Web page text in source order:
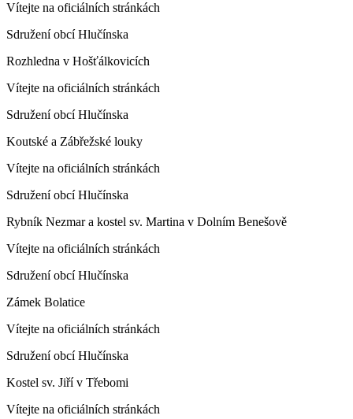
Vítejte na oficiálních stránkách
Sdružení obcí Hlučínska
Rozhledna v Hošťálkovicích
Vítejte na oficiálních stránkách
Sdružení obcí Hlučínska
Koutské a Zábřežské louky
Vítejte na oficiálních stránkách
Sdružení obcí Hlučínska
Rybník Nezmar a kostel sv. Martina v Dolním Benešově
Vítejte na oficiálních stránkách
Sdružení obcí Hlučínska
Zámek Bolatice
Vítejte na oficiálních stránkách
Sdružení obcí Hlučínska
Kostel sv. Jiří v Třebomi
Vítejte na oficiálních stránkách